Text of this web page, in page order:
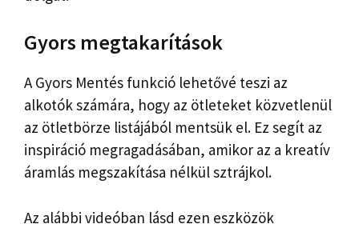
Gyors megtakarítások
A Gyors Mentés funkció lehetővé teszi az
alkotók számára, hogy az ötleteket közvetlenül
az ötletbörze listájából mentsük el. Ez segít az
inspiráció megragadásában, amikor az a kreatív
áramlás megszakítása nélkül sztrájkol.
Az alábbi videóban lásd ezen eszközök